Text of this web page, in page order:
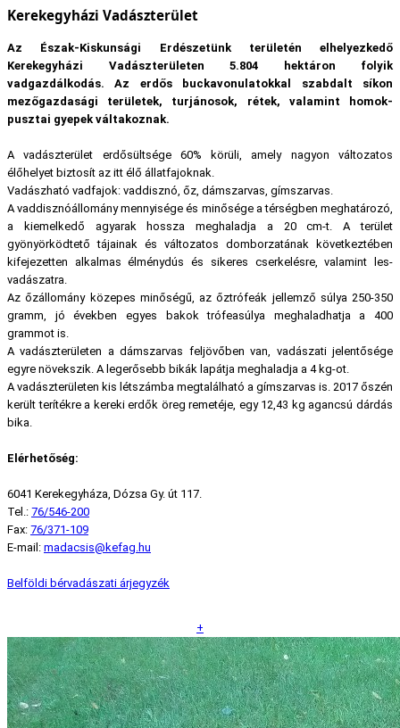
Kerekegyházi Vadászterület
Az Észak-Kiskunsági Erdészetünk területén elhelyezkedő
Kerekegyházi Vadászterületen 5.804 hektáron folyik
vadgazdálkodás. Az erdős buckavonulatokkal szabdalt síkon
mezőgazdasági területek, turjánosok, rétek, valamint homok-
pusztai gyepek váltakoznak.
A vadászterület erdősültsége 60% körüli, amely nagyon változatos
élőhelyet biztosít az itt élő állatfajoknak.
Vadászható vadfajok: vaddisznó, őz, dámszarvas, gímszarvas.
A vaddisznóállomány mennyisége és minősége a térségben meghatározó,
a kiemelkedő agyarak hossza meghaladja a 20 cm-t. A terület
gyönyörködtető tájainak és változatos domborzatának következtében
kifejezetten alkalmas élménydús és sikeres cserkelésre, valamint les-
vadászatra.
Az őzállomány közepes minőségű, az őztrófeák jellemző súlya 250-350
gramm, jó években egyes bakok trófeasúlya meghaladhatja a 400
grammot is.
A vadászterületen a dámszarvas feljövőben van, vadászati jelentősége
egyre növekszik. A legerősebb bikák lapátja meghaladja a 4 kg-ot.
A vadászterületen kis létszámba megtalálható a gímszarvas is. 2017 őszén
került terítékre a kereki erdők öreg remetéje, egy 12,43 kg agancsú dárdás
bika.
Elérhetőség:
6041 Kerekegyháza, Dózsa Gy. út 117.
Tel.: 76/546-200
Fax: 76/371-109
E-mail: madacsis@kefag.hu
Belföldi bérvadászati árjegyzék
+